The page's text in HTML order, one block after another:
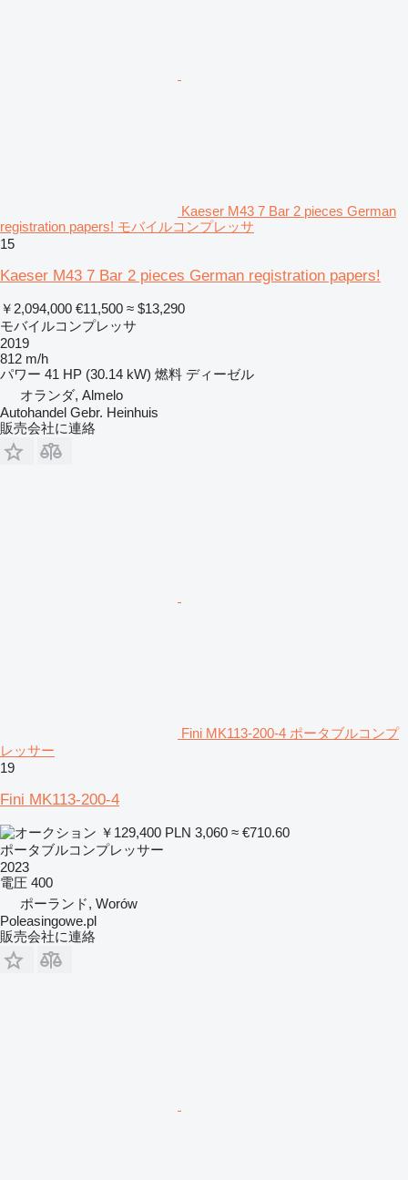
Kaeser M43 7 Bar 2 pieces German
registration papers! モバイルコンプレッサ
15
Kaeser M43 7 Bar 2 pieces German registration papers!
￥2,094,000 €11,500 ≈ $13,290
モバイルコンプレッサ
2019
812 m/h
パワー 41 HP (30.14 kW) 燃料 ディーゼル
オランダ, Almelo
Autohandel Gebr. Heinhuis
販売会社に連絡
Fini MK113-200-4 ポータブルコンプ
レッサー
19
Fini MK113-200-4
￥129,400 PLN 3,060 ≈ €710.60
ポータブルコンプレッサー
2023
電圧 400
ポーランド, Worów
Poleasingowe.pl
販売会社に連絡